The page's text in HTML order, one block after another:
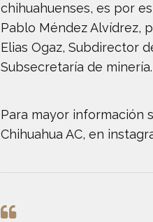
chihuahuenses, es por
Pablo Méndez Alvídrez,
Elias Ogaz, Subdirector
Subsecretaría de minería.
Para mayor información
Chihuahua AC, en